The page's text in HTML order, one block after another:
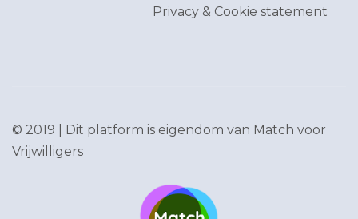
Privacy & Cookie statement
© 2019 | Dit platform is eigendom van Match voor
Vrijwilligers